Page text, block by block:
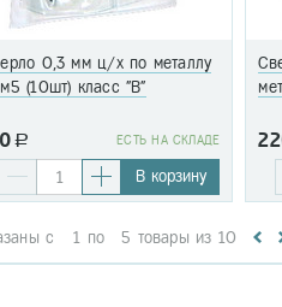
0,3 мм ц/х по металлу
(10шт) класс "В"
a EСТЬ НА СКЛАДЕ
В корзину
с 1 по 5 товары из 10